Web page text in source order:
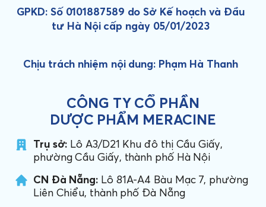
GPKD: Số 0101887589 do Sở Kế hoạch và Đầu
tư Hà Nội cấp ngày 05/01/2023
Chịu trách nhiệm nội dung: Phạm Hà Thanh
CÔNG TY CỔ PHẦN
DƯỢC PHẨM MERACINE
Trụ sở: Lô A3/D21 Khu đô thị Cầu Giấy,
phường Cầu Giấy, thành phố Hà Nội
CN Đà Nẵng: Lô 81A-A4 Bàu Mạc 7, phường
Liên Chiểu, thành phố Đà Nẵng